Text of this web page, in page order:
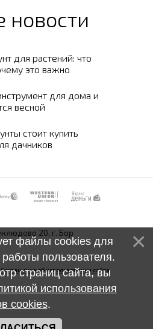
новости
для растений: что
это важно
для дома и
весной
стоит купить
дачников
20, г. Бор
Соглашение об использовании сайта
файлы cookies для
пользователя.
страниц сайта, вы
использования
cookies.